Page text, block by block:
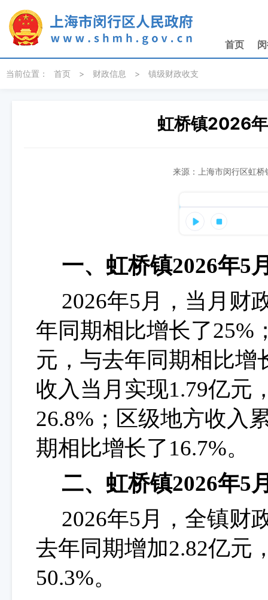
首页
当前位置： 首页 > 财政信息 > 镇级财政收支
虹桥镇2026
来源：上海市闵行区虹
一、虹桥镇2026年5
2026年5 月，当月财
年同期相比增长了25%
元，与去年同期相比增
收入当月实现1.79亿元
26.8%；区级地方收入
期相比增长了16.7%。
二、虹桥镇2026年5
2026年5 月，全镇财
去年同期增加2.82亿元
50.3%。